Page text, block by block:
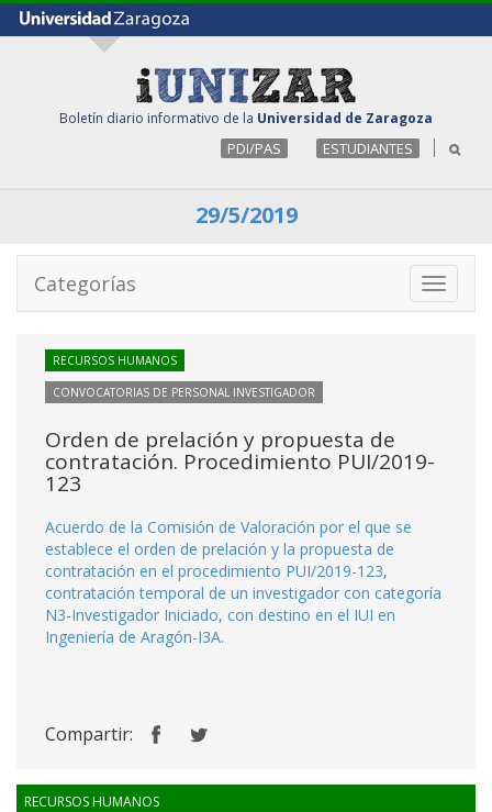
Boletín diario informativo de la Universidad de Zaragoza
PDI/PAS ESTUDIANTES
29/5/2019
Toggle
Categorías
RECURSOS HUMANOS
CONVOCATORIAS DE PERSONAL INVESTIGADOR
Orden de prelación y propuesta de
contratación. Procedimiento PUI/2019-
123
Acuerdo de la Comisión de Valoración por el que se
establece el orden de prelación y la propuesta de
contratación en el procedimiento PUI/2019-123,
contratación temporal de un investigador con categoría
N3-Investigador Iniciado, con destino en el IUI en
Ingeniería de Aragón-I3A.
Compartir:
RECURSOS HUMANOS